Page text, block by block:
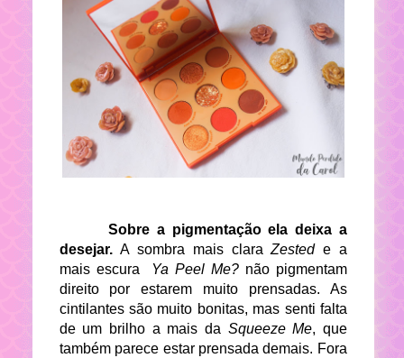
Sobre a pigmentação ela deixa a
desejar.A sombra mais claraZestede a
mais escura Ya Peel Me? não pigmentam
direito por estarem muito prensadas. As
cintilantes são muito bonitas, mas senti falta
de um brilho a mais da Squeeze Me, que
também parece estar prensada demais. Fora